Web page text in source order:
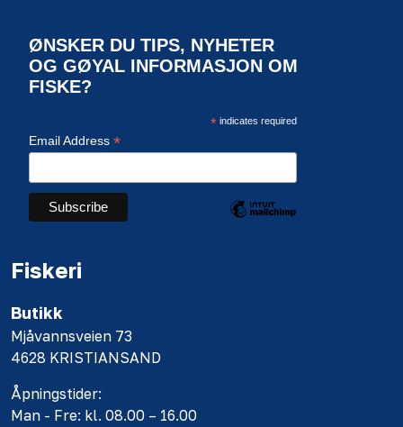
ØNSKER DU TIPS, NYHETER
OG GØYAL INFORMASJON OM
FISKE?
*indicates required
Email Address *
Fiskeri
Butikk
Mjåvannsveien 73
4628 KRISTIANSAND
Åpningstider:
Man - Fre: kl. 08.00 – 16.00